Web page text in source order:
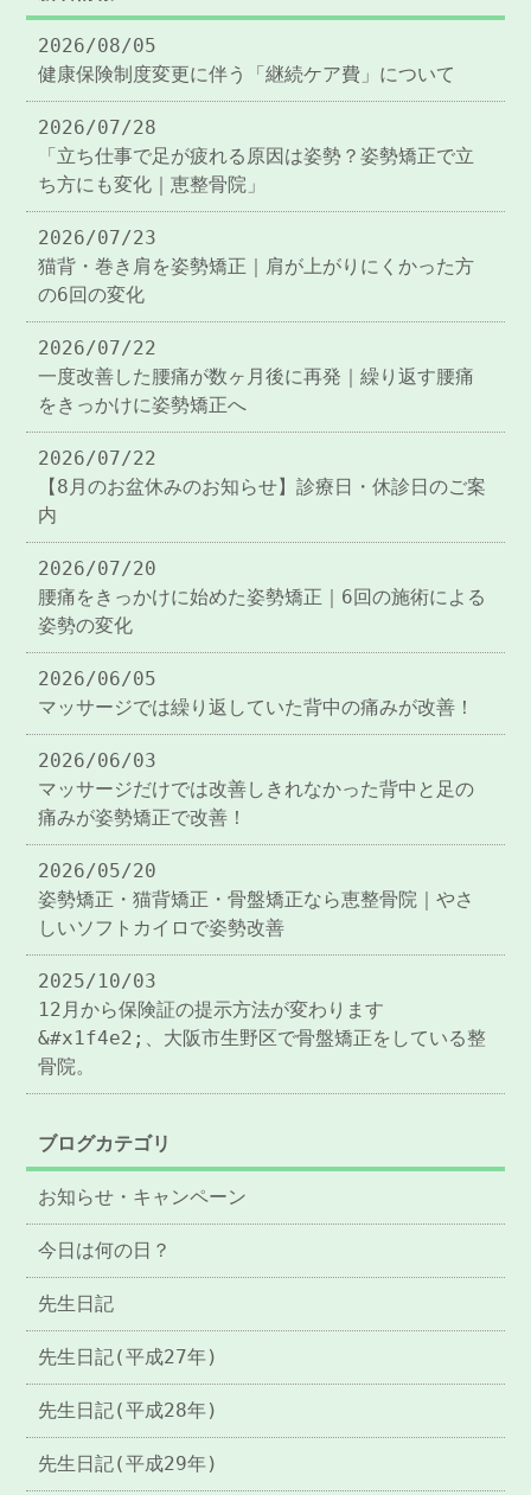
2026/08/05
健康保険制度変更に伴う「継続ケア費」について
2026/07/28
「立ち仕事で足が疲れる原因は姿勢？姿勢矯正で立
ち方にも変化｜恵整骨院」
2026/07/23
猫背・巻き肩を姿勢矯正｜肩が上がりにくかった方
の6回の変化
2026/07/22
一度改善した腰痛が数ヶ月後に再発｜繰り返す腰痛
をきっかけに姿勢矯正へ
2026/07/22
【8月のお盆休みのお知らせ】診療日・休診日のご案
内
2026/07/20
腰痛をきっかけに始めた姿勢矯正｜6回の施術による
姿勢の変化
2026/06/05
マッサージでは繰り返していた背中の痛みが改善！
2026/06/03
マッサージだけでは改善しきれなかった背中と足の
痛みが姿勢矯正で改善！
2026/05/20
姿勢矯正・猫背矯正・骨盤矯正なら恵整骨院｜やさ
しいソフトカイロで姿勢改善
2025/10/03
12月から保険証の提示方法が変わります
&#x1f4e2;、大阪市生野区で骨盤矯正をしている整
骨院。
ブログカテゴリ
お知らせ・キャンペーン
今日は何の日？
先生日記
先生日記(平成27年)
先生日記(平成28年)
先生日記(平成29年)